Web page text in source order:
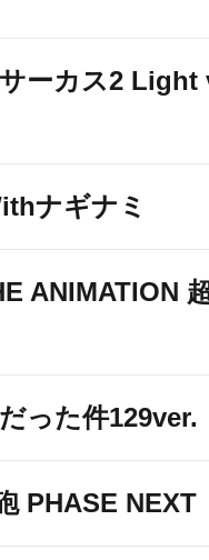
ーカス2 Light
ナギナミ
ANIMATION
った件129ver.
PHASE NEXT